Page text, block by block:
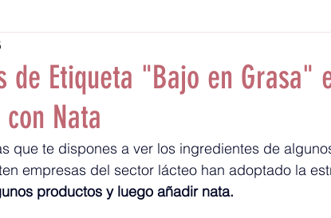
de Etiqueta "Bajo en Grasa"
Nata
que te dispones a ver los ingredientes de
empresas del sector lácteo han adoptado la
productos y luego añadir nata.